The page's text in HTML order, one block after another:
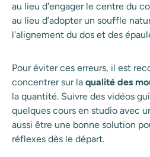
au lieu d'engager le centre du
au lieu d’adopter un souffle
l'alignement du dos et des
Pour éviter ces erreurs, il est
concentrer sur la qualité des
la quantité. Suivre des vidéos
quelques cours en studio avec
aussi être une bonne solution
réflexes dès le départ.